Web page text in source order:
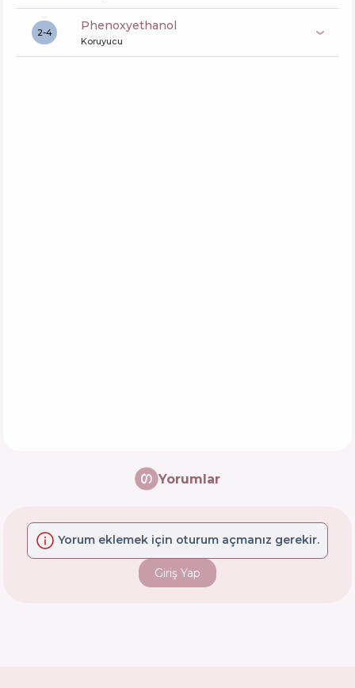
2-4 phenoxyethanol
Koruyucu
Yorumlar
Yorum eklemek için oturum açmanız gerekir.
Giriş Yap